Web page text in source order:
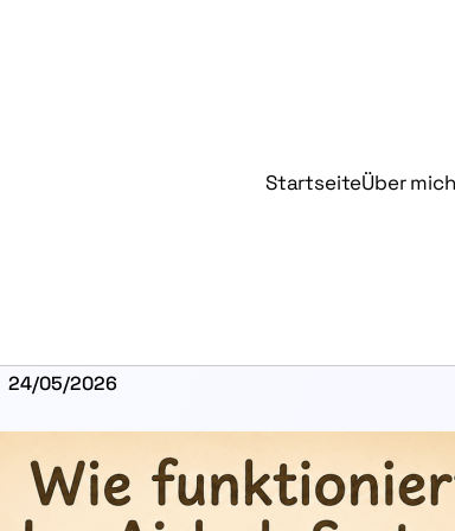
StartseiteÜber mich
24/05/2026